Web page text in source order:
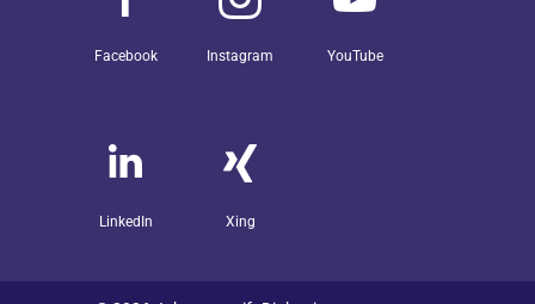
Facebook Instagram YouTube
LinkedIn Xing